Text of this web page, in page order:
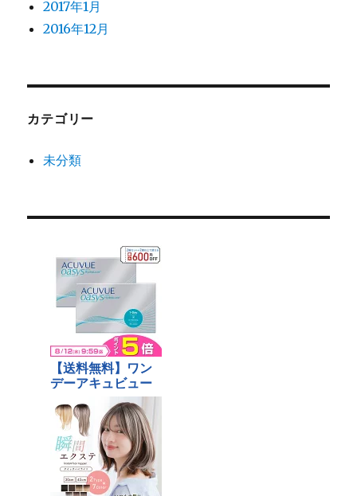
2017年1月
2016年12月
カテゴリー
未分類